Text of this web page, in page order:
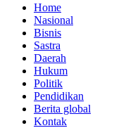
Home
Nasional
Bisnis
Sastra
Daerah
Hukum
Politik
Pendidikan
Berita global
Kontak